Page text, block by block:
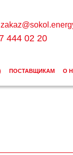
444 02 20
ПОСТАВЩИКАМ О